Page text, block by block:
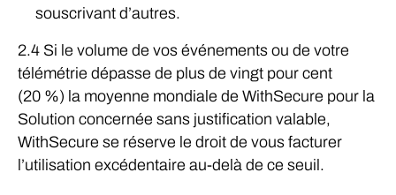
souscrivant d’autres.
2.4 Si le volume de vos événements ou de votre
télémétrie dépasse de plus de vingt pour cent
(20 %) la moyenne mondiale de WithSecure pour la
Solution concernée sans justification valable,
WithSecure se réserve le droit de vous facturer
l’utilisation excédentaire au-delà de ce seuil.